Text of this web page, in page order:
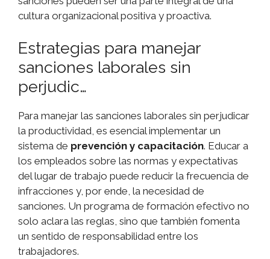
cultura organizacional positiva y proactiva.
Estrategias para manejar
sanciones laborales sin
perjudic…
Para manejar las sanciones laborales sin perjudicar
la productividad, es esencial implementar un
sistema de prevención y capacitación. Educar a
los empleados sobre las normas y expectativas
del lugar de trabajo puede reducir la frecuencia de
infracciones y, por ende, la necesidad de
sanciones. Un programa de formación efectivo no
solo aclara las reglas, sino que también fomenta
un sentido de responsabilidad entre los
trabajadores.